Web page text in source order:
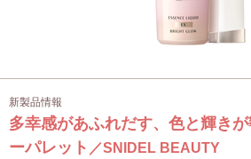
新製品情報
多幸感があふれだす、色と輝き
ーパレット ／SNIDEL BEAUTY